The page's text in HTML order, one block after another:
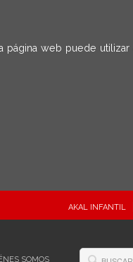
página web puede utilizar
AKAL INFANTIL
SOMOS